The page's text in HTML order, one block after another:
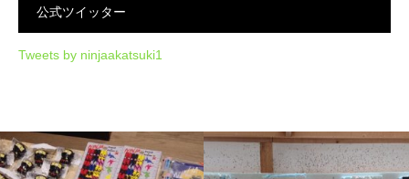
公式ツイッター
Tweets by ninjaakatsuki1